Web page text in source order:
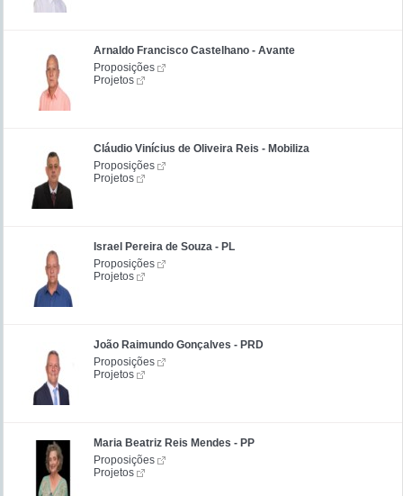
Arnaldo Francisco Castelhano - Avante
Proposições
Projetos
Cláudio Vinícius de Oliveira Reis - Mobiliza
Proposições
Projetos
Israel Pereira de Souza - PL
Proposições
Projetos
João Raimundo Gonçalves - PRD
Proposições
Projetos
Maria Beatriz Reis Mendes - PP
Proposições
Projetos